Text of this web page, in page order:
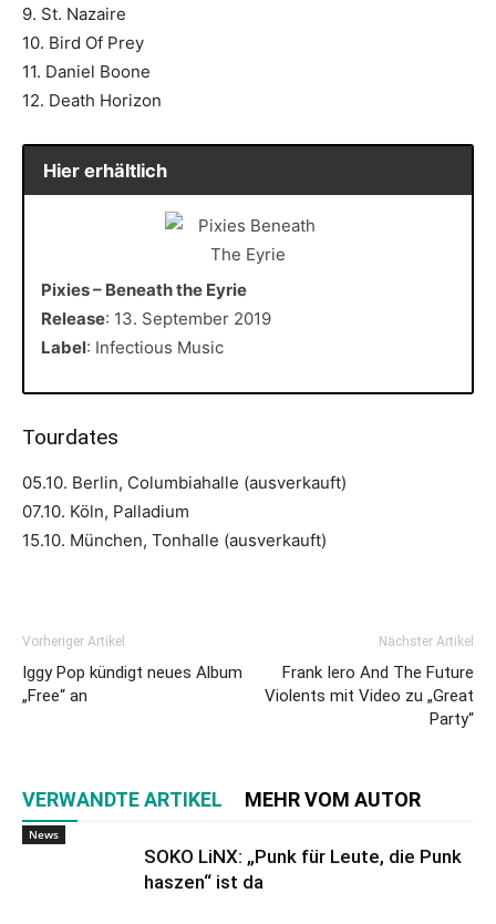
9. St. Nazaire
10. Bird Of Prey
11. Daniel Boone
12. Death Horizon
Hier erhältlich
Pixies – Beneath the Eyrie
Release: 13. September 2019
Label: Infectious Music
Tourdates
05.10. Berlin, Columbiahalle (ausverkauft)
07.10. Köln, Palladium
15.10. München, Tonhalle (ausverkauft)
Vorheriger Artikel
Iggy Pop kündigt neues Album
„Free“ an
Nächster Artikel
Frank Iero And The Future
Violents mit Video zu „Great
Party“
VERWANDTE ARTIKEL MEHR VOM AUTOR
News
SOKO LiNX: „Punk für Leute, die Punk
haszen“ ist da